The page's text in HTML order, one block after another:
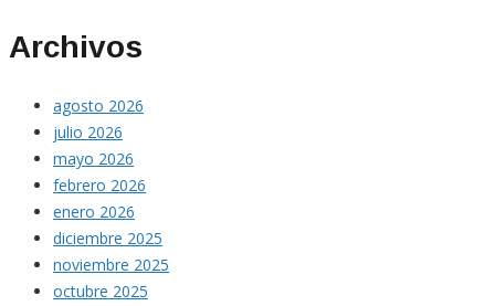
Archivos
agosto 2026
julio 2026
mayo 2026
febrero 2026
enero 2026
diciembre 2025
noviembre 2025
octubre 2025